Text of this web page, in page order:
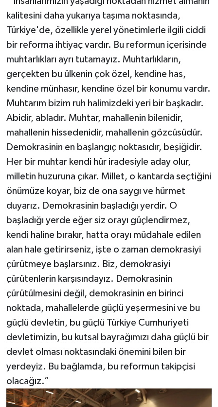
kalitesini daha yukarıya taşıma noktasında,
Türkiye'de, özellikle yerel yönetimlerle ilgili ciddi
bir reforma ihtiyaç vardır. Bu reformun içerisinde
muhtarlıkları ayrı tutamayız. Muhtarlıkların,
gerçekten bu ülkenin çok özel, kendine has,
kendine münhasır, kendine özel bir konumu vardır.
Muhtarım bizim ruh halimizdeki yeri bir başkadır.
Abidir, abladır. Muhtar, mahallenin bilenidir,
mahallenin hissedenidir, mahallenin gözcüsüdür.
Demokrasinin en başlangıç noktasıdır, beşiğidir.
Her bir muhtar kendi hür iradesiyle aday olur,
milletin huzuruna çıkar. Millet, o kantarda seçtiğini
önümüze koyar, biz de ona saygı ve hürmet
duyarız. Demokrasinin başladığı yerdir. O
başladığı yerde eğer siz orayı güçlendirmez,
kendi haline bırakır, hatta orayı müdahale edilen
alan hale getirirseniz, işte o zaman demokrasiyi
çürütmeye başlarsınız. Biz, demokrasiyi
çürütenlerin karşısındayız. Demokrasinin
çürütülmesini değil, demokrasinin en birinci
noktada, mahallelerde güçlü yeşermesini ve bu
güçlü devletin, bu güçlü Türkiye Cumhuriyeti
devletimizin, bu kutsal bayrağımızı daha güçlü bir
devlet olması noktasındaki önemini bilen bir
yerdeyiz. Bu bağlamda, bu reformun takipçisi
olacağız.”